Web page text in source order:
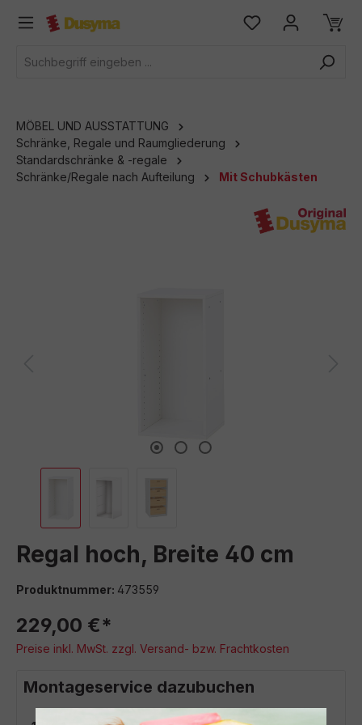
springen
MÖBEL UND AUSSTATTUNG
Schränke, Regale und Raumgliederung
Standardschränke & -regale
Schränke/Regale nach Aufteilung
Mit Schubkästen
Regal hoch, Breite 40 cm
Produktnummer: 473559
229,00 €*
Preise inkl. MwSt. zzgl. Versand- bzw. Frachtkosten
Montageservice dazubuchen